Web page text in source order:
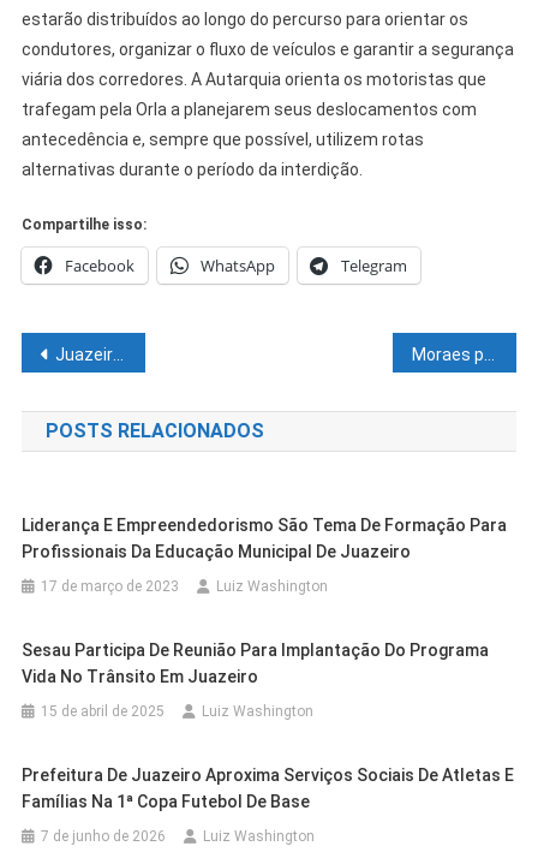
estarão distribuídos ao longo do percurso para orientar os
condutores, organizar o fluxo de veículos e garantir a segurança
viária dos corredores. A Autarquia orienta os motoristas que
trafegam pela Orla a planejarem seus deslocamentos com
antecedência e, sempre que possível, utilizem rotas
alternativas durante o período da interdição.
Compartilhe isso:
Facebook WhatsApp Telegram
Navegação
de
Post
Juazeiro recebe neste sábado (4) a 13ª Copa Brasil e as 5ª e 6ª etapas do Campeonato Baiano de Águas Abertas
POSTS RELACIONADOS
Liderança E Empreendedorismo São Tema De Formação Para
Profissionais Da Educação Municipal De Juazeiro
17 de março de 2023 Luiz Washington
Sesau Participa De Reunião Para Implantação Do Programa
Vida No Trânsito Em Juazeiro
15 de abril de 2025 Luiz Washington
Prefeitura De Juazeiro Aproxima Serviços Sociais De Atletas E
Famílias Na 1ª Copa Futebol De Base
7 de junho de 2026 Luiz Washington
Outras Cidades
Exame Toxicológico Passa A Ser
Cidades Outras Cidades
Polícia Rodoviária Federal Segue
Cidades Outras Cidades
Outras Cidades Salvador